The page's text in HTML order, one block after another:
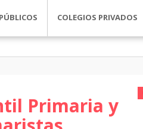
COLEGIOS PRIVADOS
Primaria y